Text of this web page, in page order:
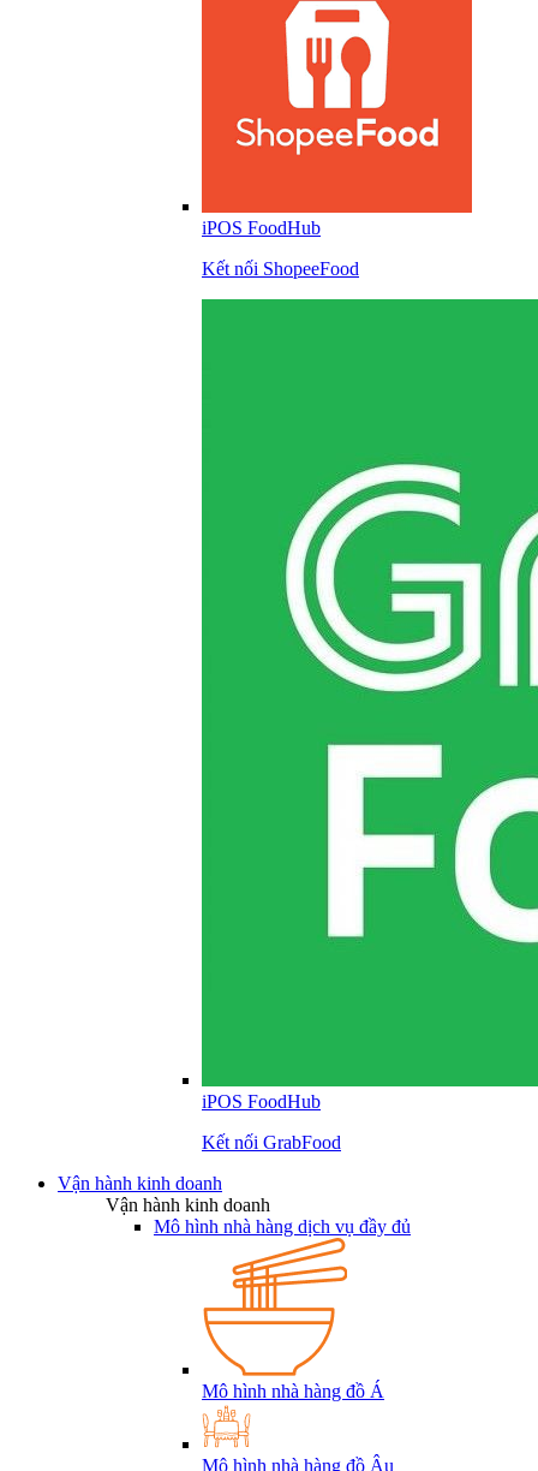
iPOS FoodHub
Kết nối ShopeeFood
iPOS FoodHub
Kết nối GrabFood
Vận hành kinh doanh
Vận hành kinh doanh
Mô hình nhà hàng dịch vụ đầy đủ
Mô hình nhà hàng đồ Á
Mô hình nhà hàng đồ Âu